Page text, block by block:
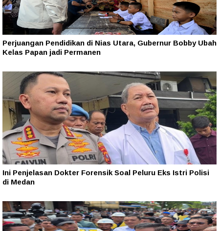
Perjuangan Pendidikan di Nias Utara, Gubernur Bobby Ubah
Kelas Papan jadi Permanen
Ini Penjelasan Dokter Forensik Soal Peluru Eks Istri Polisi
di Medan